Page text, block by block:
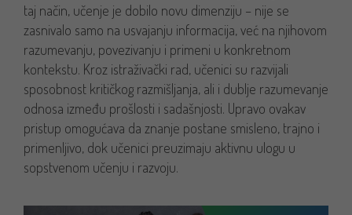
taj način, učenje je dobilo novu dimenziju – nije se
zasnivalo samo na usvajanju informacija, već na njihovom
razumevanju, povezivanju i primeni u konkretnom
kontekstu. Kroz istraživački rad, učenici su razvijali
sposobnost kritičkog razmišljanja, ali i dublje razumevanje
odnosa između prošlosti i sadašnjosti. Upravo ovakav
pristup omogućava da znanje postane smisleno, trajno i
primenljivo, dok učenici preuzimaju aktivnu ulogu u
sopstvenom učenju i razvoju.